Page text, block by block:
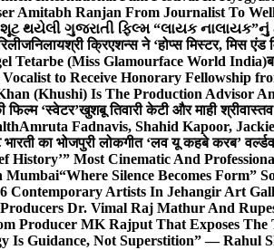
Amitabh Ranjan From Journalist To
થયેલી ગુજરાતી ફિલ્મ “લાયક
निलायश्री क्रिएशन्स ने ‘होप्स मिस्टर, मिस एंड
Tetarbe (Miss Glamourface World India)
to Receive Honorary Fellowship
(Khushi) Is The Production Advisor
फिल्म ‘स्वेटर’खुशबू तिवारी केटी और माही
Amruta Fadnavis, Shahid Kapoor,
भारती का भोजपुरी लोकगीत ‘लव यू कहबे करब’
History’” Most Cinematic And
Mumbai“Where Silence Becomes Form”
Contemporary Artists In Jehangir Art
Producers Dr. Vimal Raj Mathur And
Producer MK Rajput That Exposes
Is Guidance, Not Superstition” — Rahul